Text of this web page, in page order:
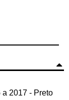
2017 - Preto